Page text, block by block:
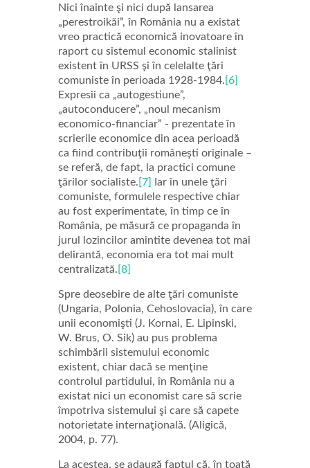
Nici înainte şi nici după lansarea
„perestroikăi”, în România nu a existat
vreo practică economică inovatoare în
raport cu sistemul economic stalinist
existent în URSS şi în celelalte ţări
comuniste în perioada 1928-1984. [6]
Expresii ca „autogestiune”,
„autoconducere”, „noul mecanism
economico-financiar” - prezentate în
scrierile economice din acea perioadă
ca fiind contribuţii româneşti originale –
se referă, de fapt, la practici comune
ţărilor socialiste. [7]
Iar în unele ţări
comuniste, formulele respective chiar
au fost experimentate, în timp ce în
România, pe măsură ce propaganda în
jurul lozincilor amintite devenea tot mai
delirantă, economia era tot mai mult
centralizată. [8]
Spre deosebire de alte ţări comuniste
(Ungaria, Polonia, Cehoslovacia), în care
unii economişti (J. Kornai, E. Lipinski,
W. Brus, O. Sik) au pus problema
schimbării sistemului economic
existent, chiar dacă se menţine
controlul partidului, în România nu a
existat nici un economist care să scrie
împotriva sistemului şi care să capete
notorietate internaţională. (Aligică,
2004, p. 77).
La acestea, se adaugă faptul că, în toată